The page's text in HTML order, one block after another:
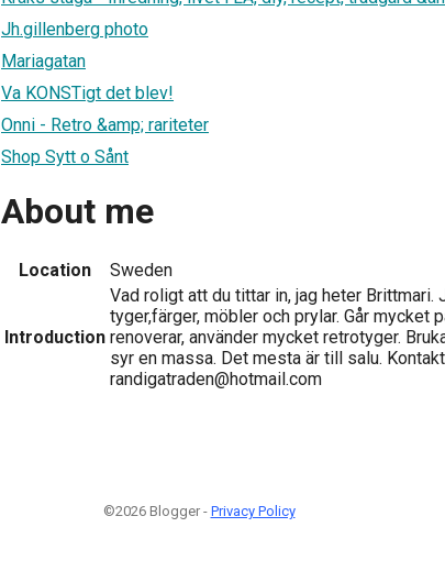
Jh.gillenberg photo
Mariagatan
Va KONSTigt det blev!
Onni - Retro &amp; rariteter
Shop Sytt o Sånt
About me
Location Sweden
Introduction
Vad roligt att du tittar in, jag heter Brittmari.
tyger,färger, möbler och prylar. Går mycket
renoverar, använder mycket retrotyger.
syr en massa. Det mesta är till salu.
randigatraden@hotmail.com
©2026 Blogger - Privacy Policy